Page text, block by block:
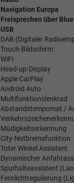
Navigation Europa
Freisprechen über
USB
DAB (Digitaler
Touch-Bildschirm
WiFi
Head-up-Display
Apple CarPlay
Android Auto
Multifunktionslenkrad
Abstandstempomat /
Müdigkeitserkennung
City-Notbremsfunktion
Toter Winkel Assistent
Dynamischer
Spurhalteassistent
Fernlichtregulierung